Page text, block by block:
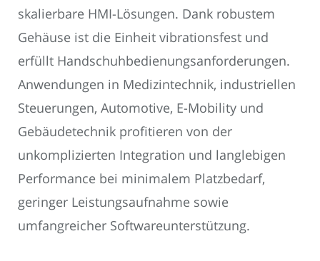
skalierbare HMI-Lösungen. Dank robustem
Gehäuse ist die Einheit vibrationsfest und
erfüllt Handschuhbedienungsanforderungen.
Anwendungen in Medizintechnik, industriellen
Steuerungen, Automotive, E-Mobility und
Gebäudetechnik profitieren von der
unkomplizierten Integration und langlebigen
Performance bei minimalem Platzbedarf,
geringer Leistungsaufnahme sowie
umfangreicher Softwareunterstützung.